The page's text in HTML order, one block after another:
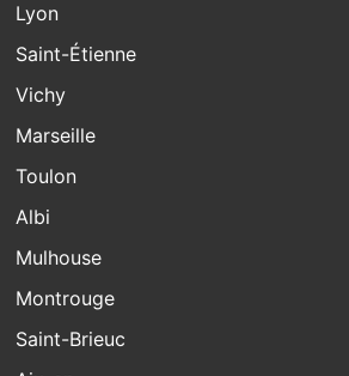
Lyon
Saint-Étienne
Vichy
Marseille
Toulon
Albi
Mulhouse
Montrouge
Saint-Brieuc